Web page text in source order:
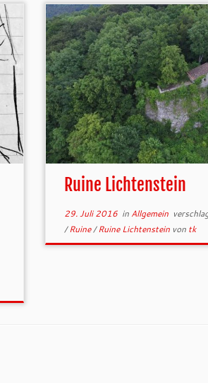
Ruine Lichtenstein
29. Juli 2016in Allgemein
/Ruine/Ruine Lichtenstein von tk